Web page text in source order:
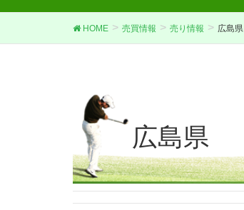
HOME 売買情報 売り情報 広島県
広島県